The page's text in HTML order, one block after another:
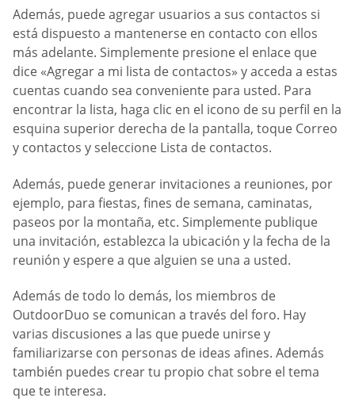
Además, puede agregar usuarios a sus contactos si
está dispuesto a mantenerse en contacto con ellos
más adelante. Simplemente presione el enlace que
dice «Agregar a mi lista de contactos» y acceda a estas
cuentas cuando sea conveniente para usted. Para
encontrar la lista, haga clic en el icono de su perfil en la
esquina superior derecha de la pantalla, toque Correo
y contactos y seleccione Lista de contactos.
Además, puede generar invitaciones a reuniones, por
ejemplo, para fiestas, fines de semana, caminatas,
paseos por la montaña, etc. Simplemente publique
una invitación, establezca la ubicación y la fecha de la
reunión y espere a que alguien se una a usted.
Además de todo lo demás, los miembros de
OutdoorDuo se comunican a través del foro. Hay
varias discusiones a las que puede unirse y
familiarizarse con personas de ideas afines. Además
también puedes crear tu propio chat sobre el tema
que te interesa.